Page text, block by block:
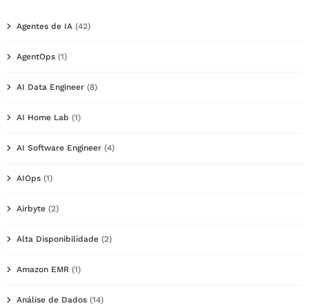
Agentes de IA (42)
AgentOps (1)
AI Data Engineer (8)
AI Home Lab (1)
AI Software Engineer (4)
AIOps (1)
Airbyte (2)
Alta Disponibilidade (2)
Amazon EMR (1)
Análise de Dados (14)